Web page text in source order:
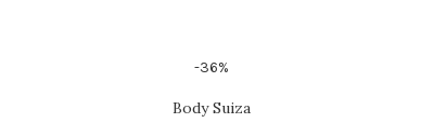
-36%
Body Suiza